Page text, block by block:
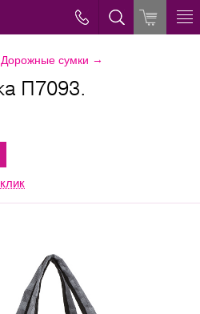
Дорожные сумки →
П7093.